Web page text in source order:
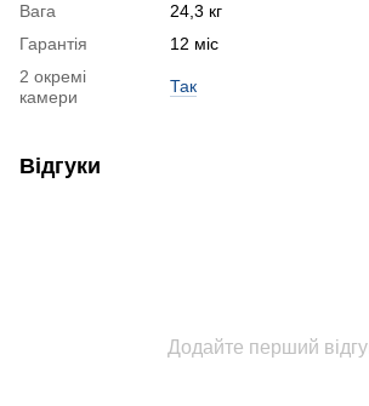
Вага
24,3 кг
Гарантія
12 міс
2 окремі
камери
Так
Відгуки
Додайте перший